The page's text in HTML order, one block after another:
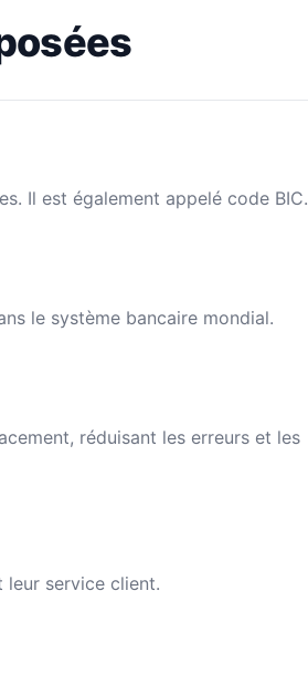
Il est également appelé code BIC.
le système bancaire mondial.
réduisant les erreurs et les
leur service client.